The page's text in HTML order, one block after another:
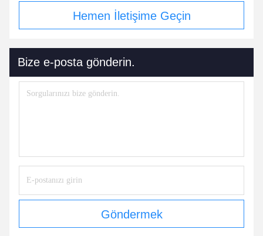
Hemen İletişime Geçin
Bize e-posta gönderin.
Göndermek